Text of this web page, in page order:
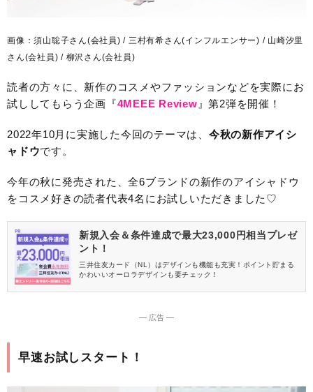
画像：須山聡子さん(会社員) / 三村有希さん(インフルエンサー) / 山崎汐里
さん(会社員) / 柳沢さん(会社員)
読者の方々に、新作のコスメやファッションなどを実際にお
試ししてもらう企画『4MEEE Review 』第2弾を開催！
2022年10月に実施した今回のテーマは、 今秋の新作アイシ
ャドウです。
今年の秋に発売された、全6ブランドの新作のアイシャドウ
をコスメ好きの読者代表4名にお試しいただきました♡
新規入会＆条件達成で最大23,000円相当プレゼ
ント！
三井住友カード（NL）はデザインも機能も充実！ポイント貯まる
かわいいオーロラデザインも要チェック！
― 広告 ―
早速お試しスタート！